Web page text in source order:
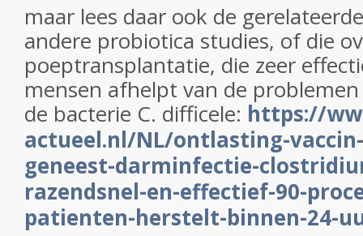
maar lees daar ook de
andere probiotica studies, of die
poeptransplantatie, die zeer
mensen afhelpt van de
de bacterie C. difficele: https://
actueel.nl/NL/ontlasting-
geneest-darminfectie-
razendsnel-en-effectief-90-
patienten-herstelt-binnen-24-